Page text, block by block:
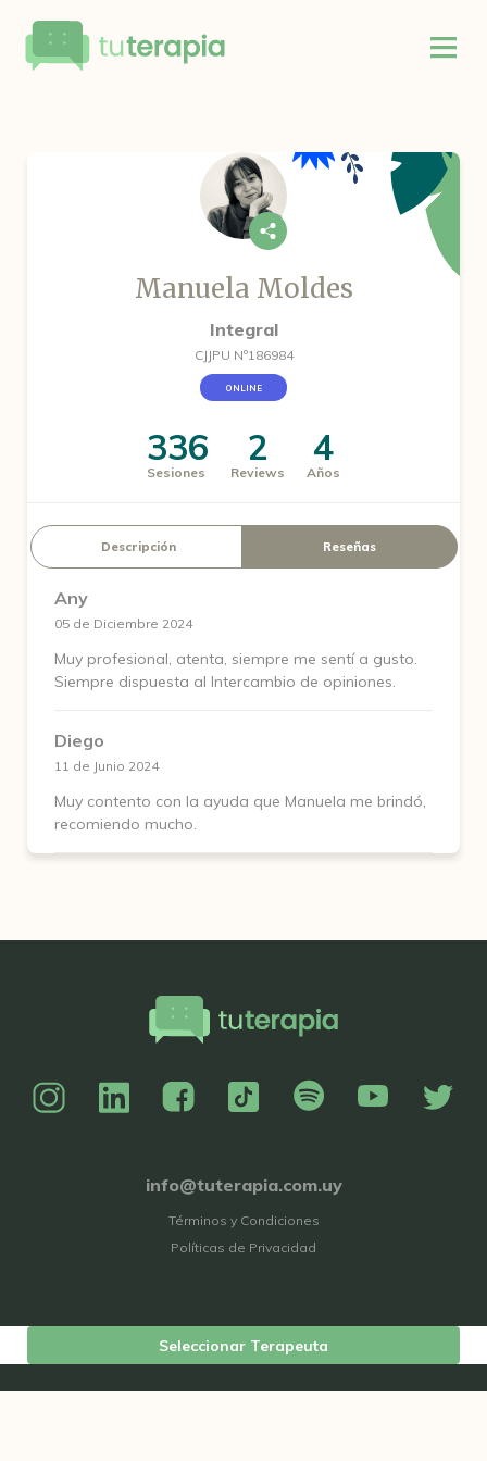
Manuela Moldes
Integral
CJJPU Nº186984
ONLINE
336
Sesiones
2
Reviews
4
Años
Descripción Reseñas
Any
05 de Diciembre 2024
Muy profesional, atenta, siempre me sentí a gusto.
Siempre dispuesta al Intercambio de opiniones.
Diego
11 de Junio 2024
Muy contento con la ayuda que Manuela me brindó,
recomiendo mucho.
Seleccionar Terapeuta
info@tuterapia.com.uy
Términos y Condiciones
Políticas de Privacidad